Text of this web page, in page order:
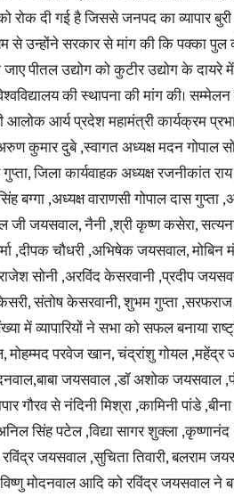
दी गई है जिससे जनपद का व्यापार बुरी
से उन्होंने सरकार से मांग की कि पक्का
पीतल उद्योग को कुटीर उद्योग के दायरे
की स्थापना की मांग की।
आर्य प्रदेश महामंत्री कार्यक्रम
कुमार दुबे ,स्वागत अध्यक्ष मदन गोपाल
जिला कार्यवाहक अध्यक्ष रजनीकांत
बग्गा ,अध्यक्ष वाराणसी गोपाल दास
जी जयसवाल, नैनी ,श्री कृष्ण कसेरा,
,दीपक चौधरी ,अभिषेक जयसवाल,
सोनी ,अरविंद केसरवानी ,प्रदीप
संतोष केसरवानी, शुभम गुप्ता
में व्यापारियों ने सभा को सफल बनाया
मोहम्मद परवेज खान, चंद्रांशु गोयल
जयसवाल ,डॉ अशोक जयसवाल
गौरव से नंदिनी मिश्रा ,कामिनी पांडे
सिंह पटेल ,विद्या सागर शुक्ला ,कृष्णानंद
जयसवाल ,सुचिता तिवारी, बलराम
मोदनवाल आदि को रविंद्र जयसवाल ने